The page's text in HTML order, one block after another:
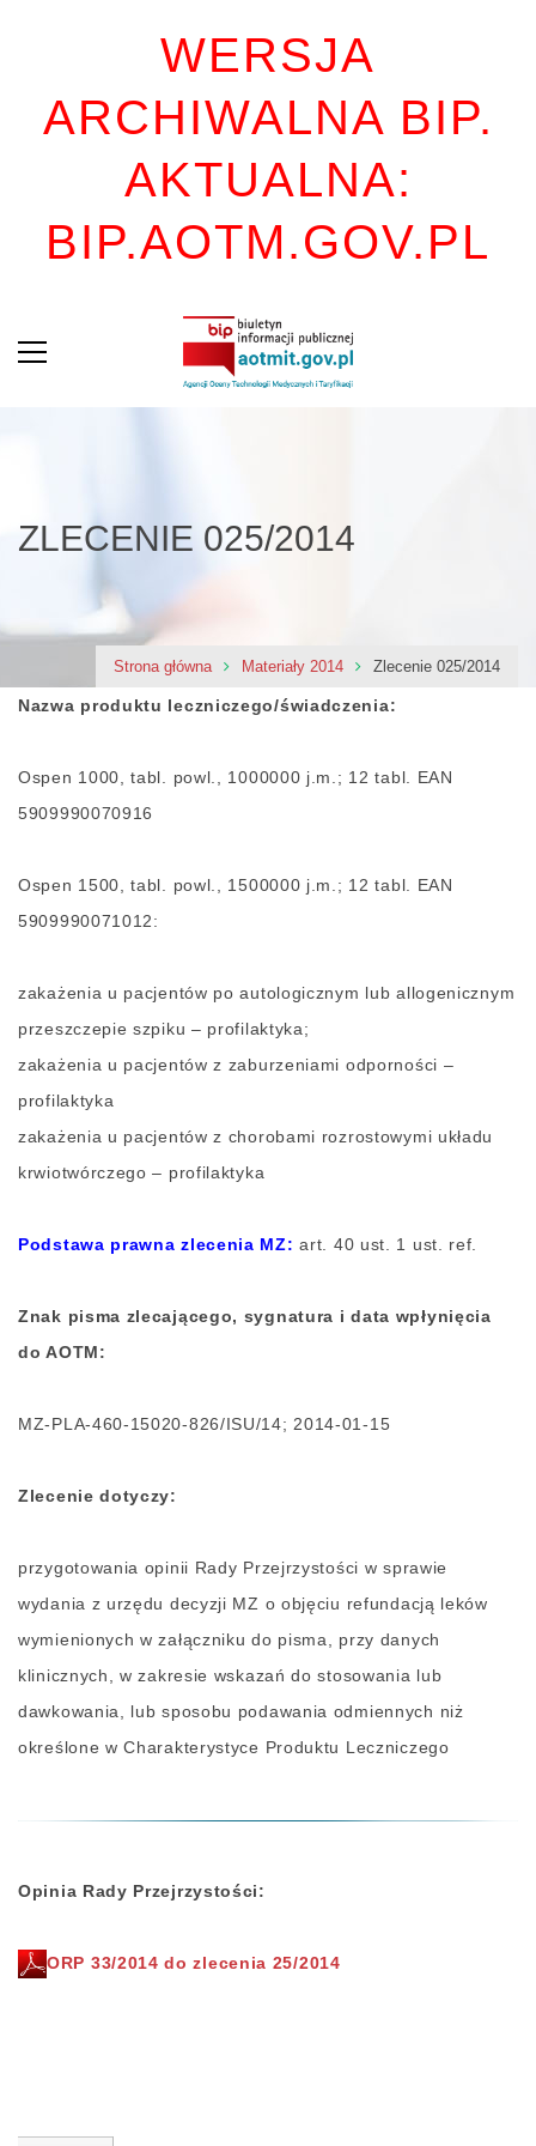
WERSJA
ARCHIWALNA BIP.
AKTUALNA:
BIP.AOTM.GOV.PL
ZLECENIE 025/2014
Strona główna Materiały 2014 Zlecenie 025/2014
Nazwa produktu leczniczego/świadczenia:
Ospen 1000, tabl. powl., 1000000 j.m.; 12 tabl. EAN
5909990070916
Ospen 1500, tabl. powl., 1500000 j.m.; 12 tabl. EAN
5909990071012:
zakażenia u pacjentów po autologicznym lub allogenicznym
przeszczepie szpiku – profilaktyka;
zakażenia u pacjentów z zaburzeniami odporności –
profilaktyka
zakażenia u pacjentów z chorobami rozrostowymi układu
krwiotwórczego – profilaktyka
Podstawa prawna zlecenia MZ:art. 40 ust. 1 ust. ref.
Znak pisma zlecającego, sygnatura i data wpłynięcia
do AOTM:
MZ-PLA-460-15020-826/ISU/14; 2014-01-15
Zlecenie dotyczy:
przygotowania opinii Rady Przejrzystości w sprawie
wydania z urzędu decyzji MZ o objęciu refundacją leków
wymienionych w załączniku do pisma, przy danych
klinicznych, w zakresie wskazań do stosowania lub
dawkowania, lub sposobu podawania odmiennych niż
określone w Charakterystyce Produktu Leczniczego
Opinia Rady Przejrzystości:
ORP 33/2014 do zlecenia 25/2014